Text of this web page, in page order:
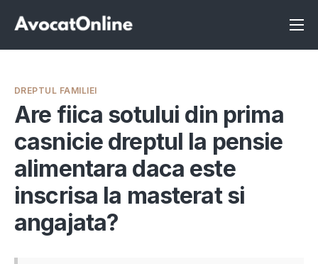
Înscrie-te ca avocat
Servicii
Despre noi
Programeaza consultanta
Intrebari
DREPTUL FAMILIEI
Are fiica sotului din prima
casnicie dreptul la pensie
alimentara daca este
inscrisa la masterat si
angajata?